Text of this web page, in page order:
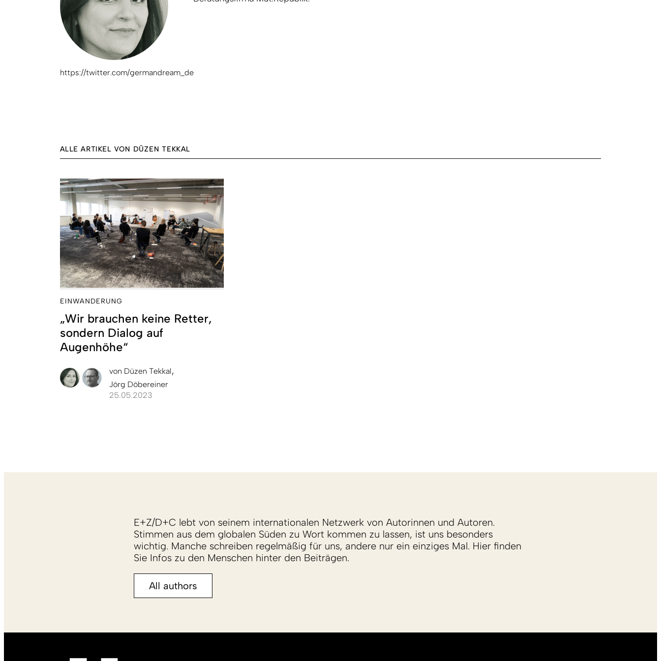
https://twitter.com/germandream_de
ALLE ARTIKEL VON DÜZEN TEKKAL
EINWANDERUNG
„Wir brauchen keine Retter,
sondern Dialog auf
Augenhöhe“
von Düzen Tekkal
Jörg Döbereiner
25.05.2023
E+Z/D+C lebt von seinem internationalen Netzwerk von Autorinnen und Autoren.
Stimmen aus dem globalen Süden zu Wort kommen zu lassen, ist uns besonders
wichtig. Manche schreiben regelmäßig für uns, andere nur ein einziges Mal. Hier finden
Sie Infos zu den Menschen hinter den Beiträgen.
All authors